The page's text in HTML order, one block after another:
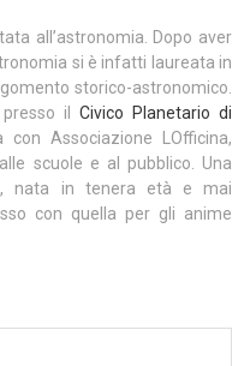
all’astronomia. Dopo aver
si è infatti laureata in
storico-astronomico.
il Civico Planetario di
Associazione LOfficina,
scuole e al pubblico. Una
nata in tenera età e mai
con quella per gli anime